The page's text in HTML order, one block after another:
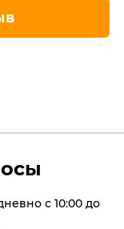
с 10:00 до